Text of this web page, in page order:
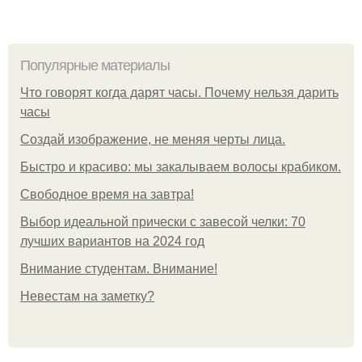
Популярные материалы
Что говорят когда дарят часы. Почему нельзя дарить
часы
Создай изображение, не меняя черты лица.
Быстро и красиво: мы закалываем волосы крабиком.
Свободное время на завтра!
Выбор идеальной прически с завесой челки: 70
лучших вариантов на 2024 год
Внимание студентам. Внимание!
Невестам на заметку?